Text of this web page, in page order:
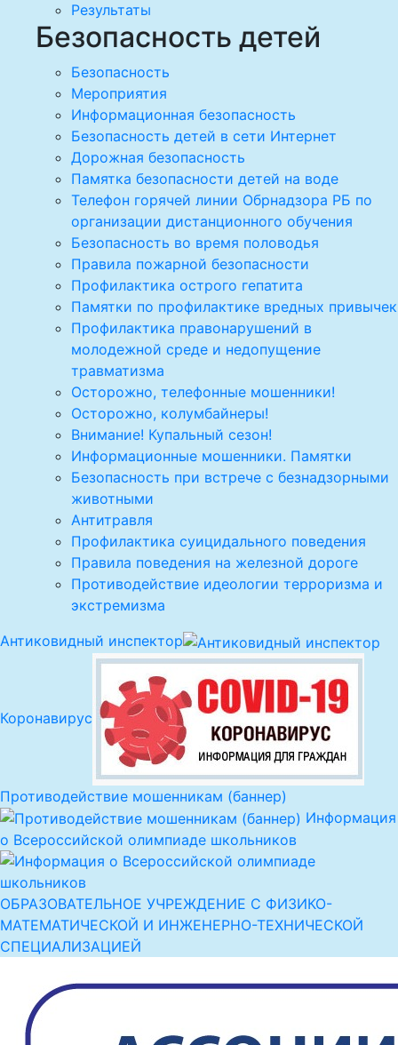
Результаты
Безопасность детей
Безопасность
Мероприятия
Информационная безопасность
Безопасность детей в сети Интернет
Дорожная безопасность
Памятка безопасности детей на воде
Телефон горячей линии Обрнадзора РБ по
организации дистанционного обучения
Безопасность во время половодья
Правила пожарной безопасности
Профилактика острого гепатита
Памятки по профилактике вредных привычек
Профилактика правонарушений в
молодежной среде и недопущение
травматизма
Осторожно, телефонные мошенники!
Осторожно, колумбайнеры!
Внимание! Купальный сезон!
Информационные мошенники. Памятки
Безопасность при встрече с безнадзорными
животными
Антитравля
Профилактика суицидального поведения
Правила поведения на железной дороге
Противодействие идеологии терроризма и
экстремизма
Антиковидный инспектор
Коронавирус
Противодействие мошенникам (баннер)
Информация
о Всероссийской олимпиаде школьников
ОБРАЗОВАТЕЛЬНОЕ УЧРЕЖДЕНИЕ С ФИЗИКО-
МАТЕМАТИЧЕСКОЙ И ИНЖЕНЕРНО-ТЕХНИЧЕСКОЙ
СПЕЦИАЛИЗАЦИЕЙ